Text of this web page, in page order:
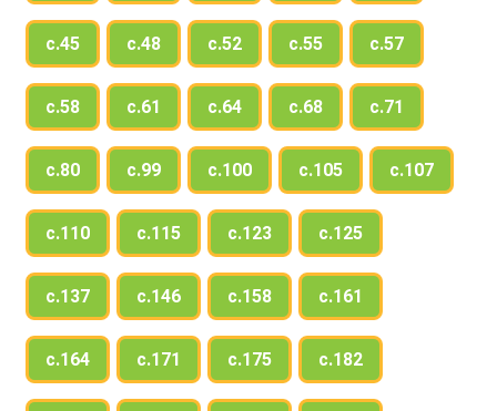
с.45 с.48 с.52 с.55 с.57
с.58 с.61 с.64 с.68 с.71
с.80 с.99 с.100 с.105 с.107
с.110 с.115 с.123 с.125
с.137 с.146 с.158 с.161
с.164 с.171 с.175 с.182